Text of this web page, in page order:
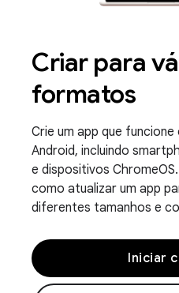
Criar para
formatos
Crie um app que
Android, incluindo
e dispositivos
como atualizar um app
diferentes tamanhos e
Iniciar